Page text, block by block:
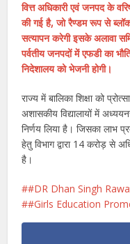
वित्त अधिकारी एवं जनपद के
की गई है, जो रैण्डम रूप से ब्लॉक
सत्यापन करेगी इसके अलावा
पर्वतीय जनपदों में एफडी का
निदेशालय को भेजनी होगी।
राज्य में बालिका शिक्षा को
अशासकीय विद्यालायों में
निर्णय लिया है। जिसका लाभ
हेतु विभाग द्वारा 14 करोड़ से
है।
#DR Dhan Singh
#Girls Education